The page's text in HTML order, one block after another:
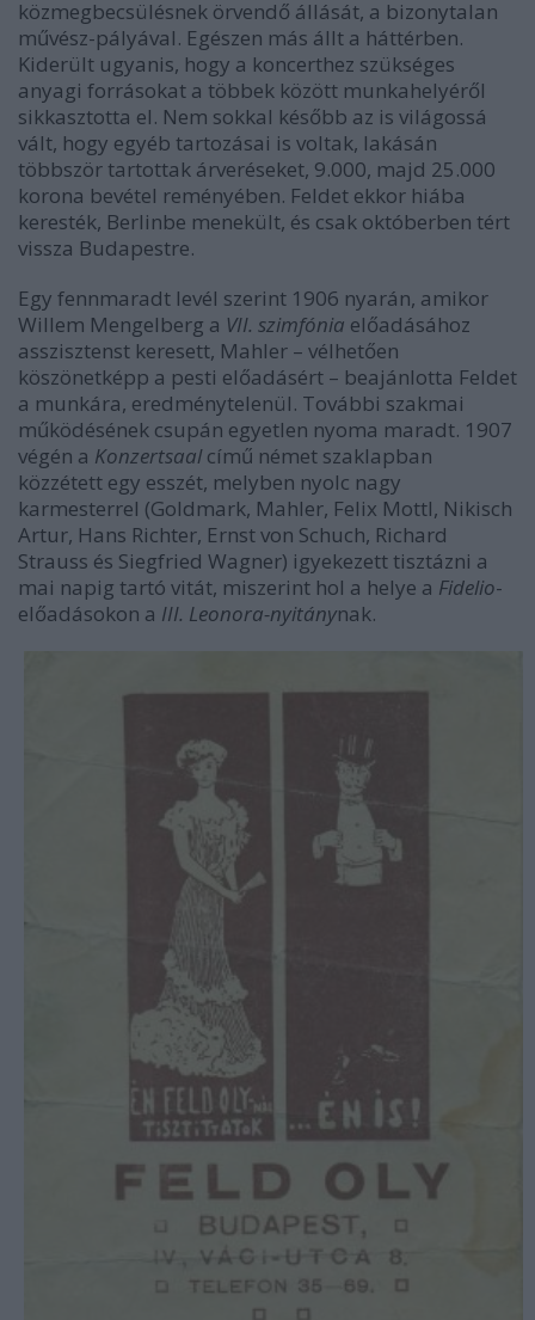
közmegbecsülésnek örvendő állását, a bizonytalan
művész-pályával. Egészen más állt a háttérben.
Kiderült ugyanis, hogy a koncerthez szükséges
anyagi forrásokat a többek között munkahelyéről
sikkasztotta el. Nem sokkal később az is világossá
vált, hogy egyéb tartozásai is voltak, lakásán
többször tartottak árveréseket, 9.000, majd 25.000
korona bevétel reményében. Feldet ekkor hiába
keresték, Berlinbe menekült, és csak októberben tért
vissza Budapestre.
Egy fennmaradt levél szerint 1906 nyarán, amikor
Willem Mengelberg a VII. szimfónia előadásához
asszisztenst keresett, Mahler – vélhetően
köszönetképp a pesti előadásért – beajánlotta Feldet
a munkára, eredménytelenül. További szakmai
működésének csupán egyetlen nyoma maradt. 1907
végén a Konzertsaalcímű német szaklapban
közzétett egy esszét, melyben nyolc nagy
karmesterrel (Goldmark, Mahler, Felix Mottl, Nikisch
Artur, Hans Richter, Ernst von Schuch, Richard
Strauss és Siegfried Wagner) igyekezett tisztázni a
mai napig tartó vitát, miszerint hol a helye a Fidelio-
előadásokon a III. Leonora-nyitánynak.